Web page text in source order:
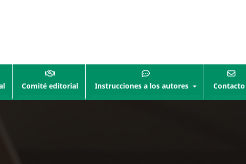
Comité editorial Instrucciones a los autores Contacto